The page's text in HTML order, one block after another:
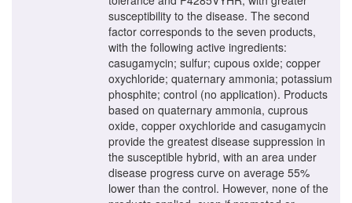
susceptibility to the disease. The second
factor corresponds to the seven products,
with the following active ingredients:
casugamycin; sulfur; cupous oxide; copper
oxychloride; quaternary ammonia; potassium
phosphite; control (no application). Products
based on quaternary ammonia, cuprous
oxide, copper oxychloride and casugamycin
provide the greatest disease suppression in
the susceptible hybrid, with an area under
disease progress curve on average 55%
lower than the control. However, none of the